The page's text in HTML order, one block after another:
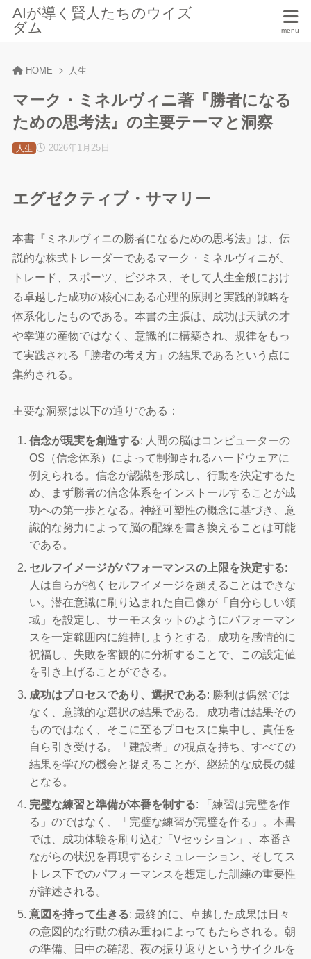
AIが導く賢人たちのウイズ
ダム
HOME 人生
マーク・ミネルヴィニ著『勝者になる
ための思考法』の主要テーマと洞察
2026年1月25日
人生
エグゼクティブ・サマリー
本書『ミネルヴィニの勝者になるための思考法』は、伝
説的な株式トレーダーであるマーク・ミネルヴィニが、
トレード、スポーツ、ビジネス、そして人生全般におけ
る卓越した成功の核心にある心理的原則と実践的戦略を
体系化したものである。本書の主張は、成功は天賦の才
や幸運の産物ではなく、意識的に構築され、規律をもっ
て実践される「勝者の考え方」の結果であるという点に
集約される。
主要な洞察は以下の通りである：
信念が現実を創造する: 人間の脳はコンピューターの
OS（信念体系）によって制御されるハードウェアに
例えられる。信念が認識を形成し、行動を決定するた
め、まず勝者の信念体系をインストールすることが成
功への第一歩となる。神経可塑性の概念に基づき、意
識的な努力によって脳の配線を書き換えることは可能
である。
セルフイメージがパフォーマンスの上限を決定する:
人は自らが抱くセルフイメージを超えることはできな
い。潜在意識に刷り込まれた自己像が「自分らしい領
域」を設定し、サーモスタットのようにパフォーマン
スを一定範囲内に維持しようとする。成功を感情的に
祝福し、失敗を客観的に分析することで、この設定値
を引き上げることができる。
成功はプロセスであり、選択である: 勝利は偶然では
なく、意識的な選択の結果である。成功者は結果その
ものではなく、そこに至るプロセスに集中し、責任を
自ら引き受ける。「建設者」の視点を持ち、すべての
結果を学びの機会と捉えることが、継続的な成長の鍵
となる。
完璧な練習と準備が本番を制する: 「練習は完璧を作
る」のではなく、「完璧な練習が完璧を作る」。本書
では、成功体験を刷り込む「Vセッション」、本番さ
ながらの状況を再現するシミュレーション、そしてス
トレス下でのパフォーマンスを想定した訓練の重要性
が詳述される。
意図を持って生きる: 最終的に、卓越した成果は日々
の意図的な行動の積み重ねによってもたらされる。朝
の準備、日中の確認、夜の振り返りというサイクルを